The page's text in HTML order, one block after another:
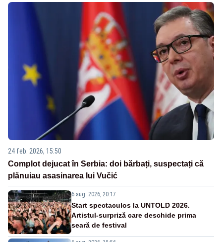
24 feb. 2026, 15:50
Complot dejucat în Serbia: doi bărbați, suspectați că
plănuiau asasinarea lui Vučić
6 aug. 2026, 20:17
Start spectaculos la UNTOLD 2026.
Artistul-surpriză care deschide prima
seară de festival